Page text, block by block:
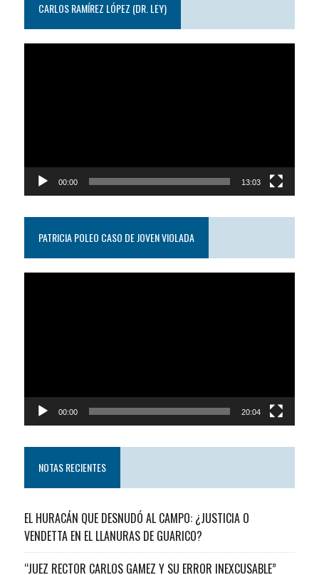
CARLOS RAMÍREZ LÓPEZ (DR. LEY)
00:00 13:03
PATRICIA POLEO CASO DE JOVEN VIOLADA
00:00 20:04
NOTAS RECIENTES
EL HURACÁN QUE DESNUDÓ AL CAMPO: ¿JUSTICIA O
VENDETTA EN EL LLANURAS DE GUARICO?
“JUEZ RECTOR CARLOS GAMEZ Y SU ERROR INEXCUSABLE”